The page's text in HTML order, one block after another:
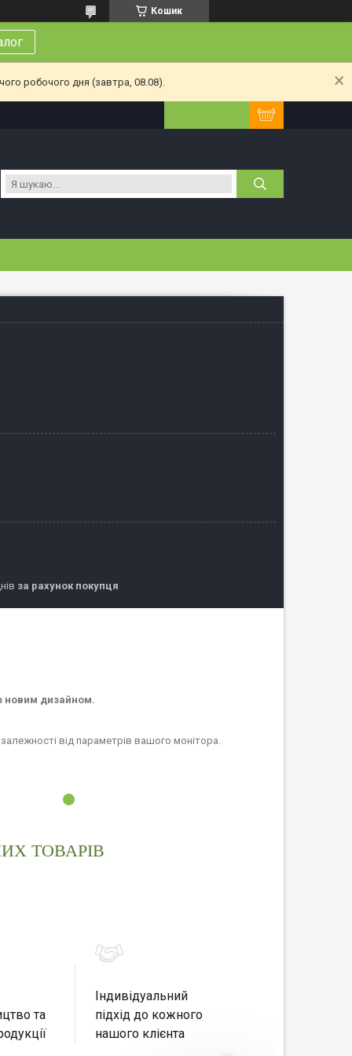
Кошик
робочого дня (завтра, 08.08).
за рахунок покупця
новим дизайном.
від параметрів вашого монітора.
ТОВАРІВ
та
Індивідуальний
підхід до кожного
нашого клієнта